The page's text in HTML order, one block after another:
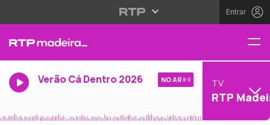
Entrar
Verão Cá Dentro 2026 NO AR TV
RTP